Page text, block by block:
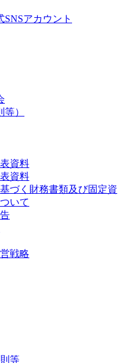
アカウント
）
資料
資料
づく財務書類及び固定資
いて
戦略
等